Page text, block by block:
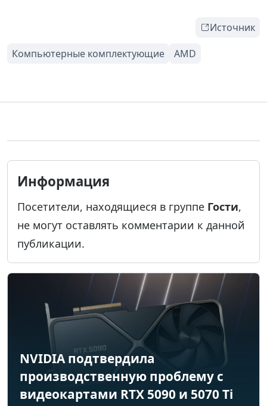
Источник
Информация
Посетители, находящиеся в группе Гости,
не могут оставлять комментарии к данной
публикации.
NVIDIA подтвердила
производственную проблему с
видеокартами RTX 5090 и 5070 Ti